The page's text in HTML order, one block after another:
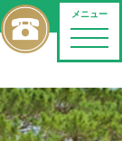
メニュー
toggle